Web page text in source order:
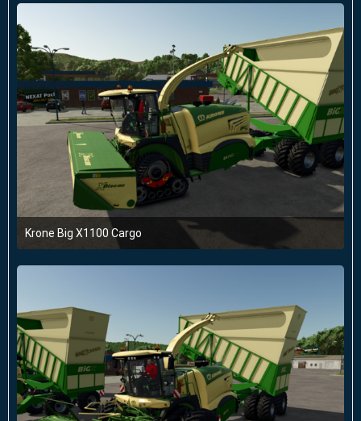
Krone Big X1100 Cargo
22. April 2025 um 20:10